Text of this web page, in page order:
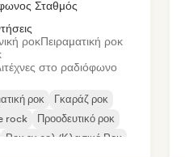
Σταθμός
ροκΠειραματική ροκ
στο ραδιόφωνο
ροκ
Γκαράζ ροκ
rock
Προοδευτικό ροκ
Ροκ εν ρολ/Κλασικό Ροκ